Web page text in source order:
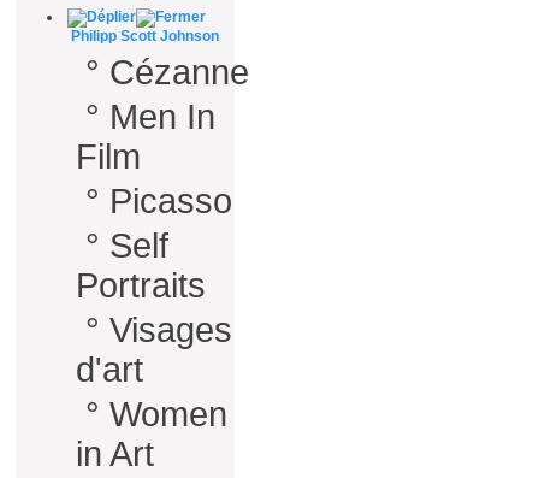
Philipp Scott Johnson
° Cézanne
° Men In
Film
° Picasso
° Self
Portraits
° Visages
d'art
° Women
in Art